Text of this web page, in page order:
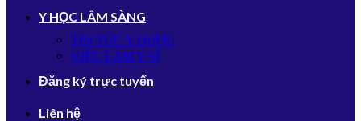
Y HỌC LÂM SÀNG
TIN TỨC Y DƯỢC
VIỆC LÀM Y SĨ
Đăng ký trực tuyến
Liên hệ